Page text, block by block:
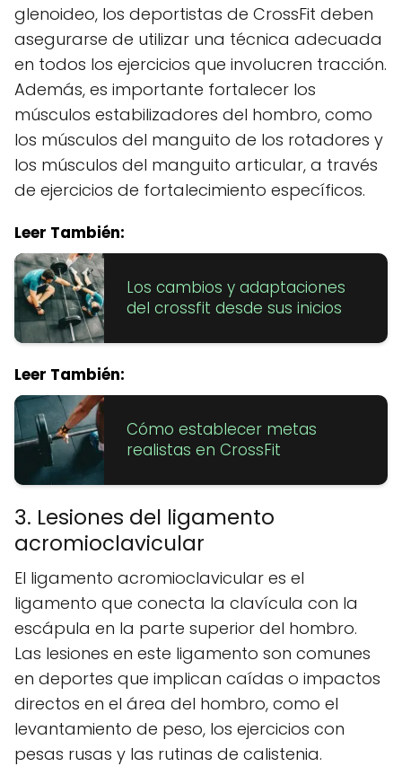
glenoideo, los deportistas de CrossFit deben
asegurarse de utilizar una técnica adecuada
en todos los ejercicios que involucren tracción.
Además, es importante fortalecer los
músculos estabilizadores del hombro, como
los músculos del manguito de los rotadores y
los músculos del manguito articular, a través
de ejercicios de fortalecimiento específicos.
Leer También:
Los cambios y adaptaciones
del crossfit desde sus inicios
Leer También:
Cómo establecer metas
realistas en CrossFit
3. Lesiones del ligamento
acromioclavicular
El ligamento acromioclavicular es el
ligamento que conecta la clavícula con la
escápula en la parte superior del hombro.
Las lesiones en este ligamento son comunes
en deportes que implican caídas o impactos
directos en el área del hombro, como el
levantamiento de peso, los ejercicios con
pesas rusas y las rutinas de calistenia.